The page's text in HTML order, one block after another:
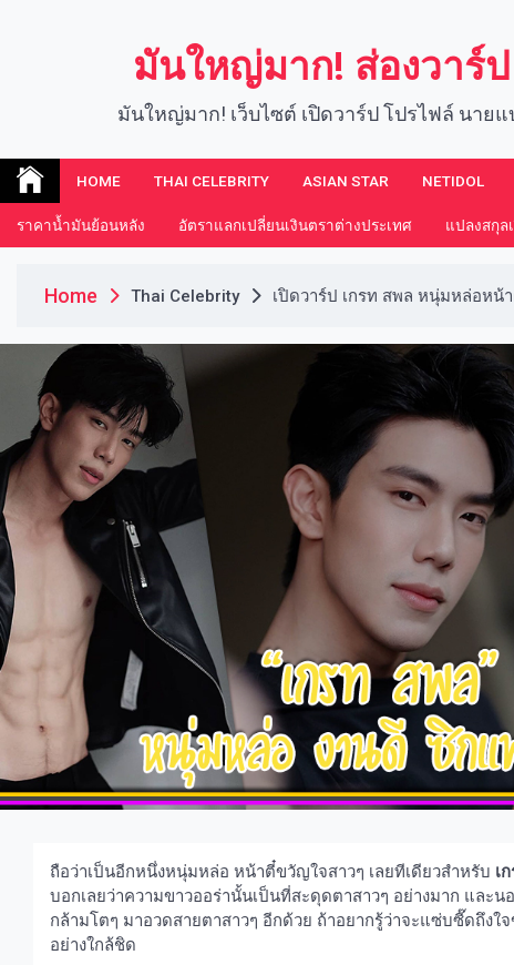
มันใหญ่มาก! ส่องวาร์
มันใหญ่มาก! เว็บไซต์ เปิดวาร์ป โปรไฟล์ นา
HOME THAI CELEBRITY ASIAN STAR NETIDOL
ราคาน้ำมันย้อนหลัง อัตราแลกเปลี่ยนเงินตราต่างประเทศ แปลงสกุล
Home Thai Celebrity เปิดวาร์ป เกรท สพล หนุ่มหล่อห
ถือว่าเป็นอีกหนึ่งหนุ่มหล่อ หน้าตี๋ขวัญใจสาวๆ เลยทีเดียวสำหรับ เ
บอกเลยว่าความขาวออร่านั้นเป็นที่สะดุดตาสาวๆ อย่างมาก แล
กล้ามโตๆ มาอวดสายตาสาวๆ อีกด้วย ถ้าอยากรู้ว่าจะแซ่บซี๊ดถึงใ
อย่างใกล้ชิด